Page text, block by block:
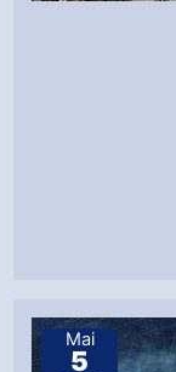
Mai
5